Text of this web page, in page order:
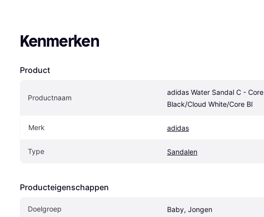
Kenmerken
Product
Productnaam
adidas Water Sandal C - Core
Black/Cloud White/Core Bl
Merk adidas
Type Sandalen
Producteigenschappen
Doelgroep Baby, Jongen